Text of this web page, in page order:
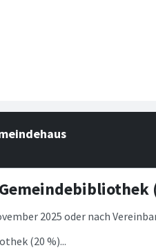
2025 oder nach
(20 %)...